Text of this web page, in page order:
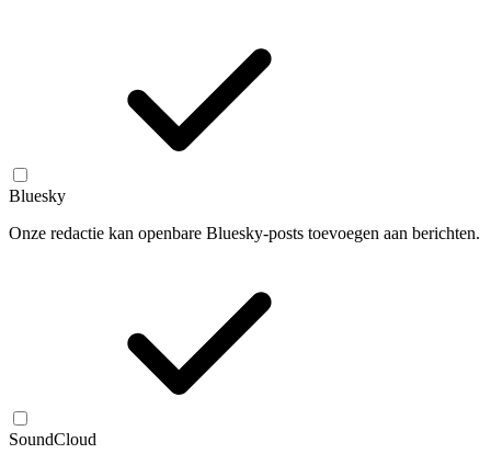
Bluesky
Onze redactie kan openbare Bluesky-posts toevoegen aan berichten.
SoundCloud